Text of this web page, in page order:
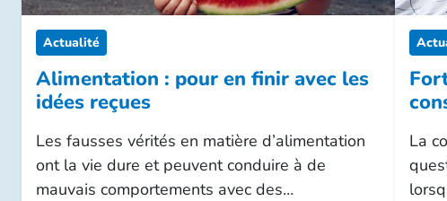
Actualité
Alimentation : pour en finir avec les
idées reçues
Les fausses vérités en matière d’alimentation
ont la vie dure et peuvent conduire à de
mauvais comportements avec des
La